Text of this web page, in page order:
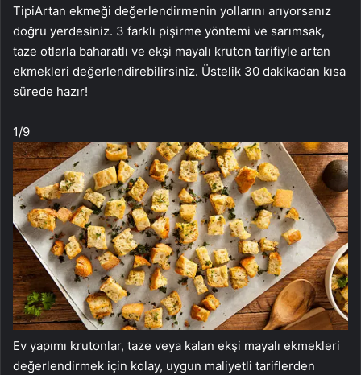
TipiArtan ekmeği değerlendirmenin yollarını arıyorsanız
doğru yerdesiniz. 3 farklı pişirme yöntemi ve sarımsak,
taze otlarla baharatlı ve ekşi mayalı kruton tarifiyle artan
ekmekleri değerlendirebilirsiniz. Üstelik 30 dakikadan kısa
sürede hazır!
1/9
Ev yapımı krutonlar, taze veya kalan ekşi mayalı ekmekleri
değerlendirmek için kolay, uygun maliyetli tariflerden